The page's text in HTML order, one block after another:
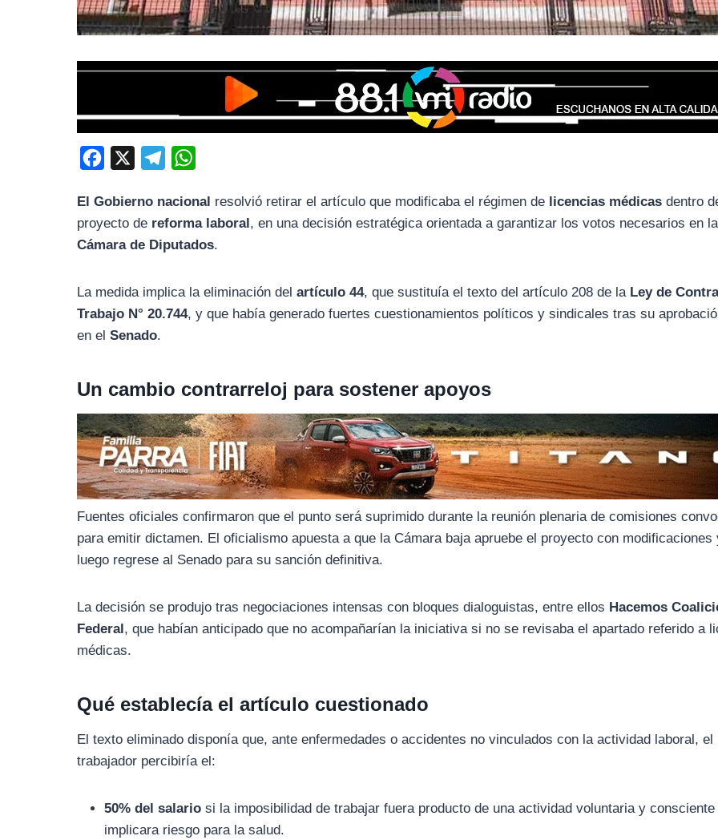
c
e
b
l
e
g
a
t
s
p
El Gobierno nacional resolvió retirar el artículo que modificaba el régimen de licencias médicas dentro
proyecto de reforma laboral , en una decisión estratégica orientada a garantizar los votos necesarios en la
Cámara de Diputados.
La medida implica la eliminación delartículo 44, que sustituía el texto del artículo 208 de la Ley de
Trabajo N° 20.744, y que había generado fuertes cuestionamientos políticos y sindicales tras su
en elSenado.
Un cambio contrarreloj para sostener apoyos
Fuentes oficiales confirmaron que el punto será suprimido durante la reunión plenaria de comisiones
para emitir dictamen. El oficialismo apuesta a que la Cámara baja apruebe el proyecto con modificaciones
luego regrese al Senado para su sanción definitiva.
La decisión se produjo tras negociaciones intensas con bloques dialoguistas, entre ellos Hacemos
Federal, que habían anticipado que no acompañarían la iniciativa si no se revisaba el apartado referido a
médicas.
Qué establecía el artículo cuestionado
El texto eliminado disponía que, ante enfermedades o accidentes no vinculados con la actividad laboral, el
trabajador percibiría el:
50% del salario si la imposibilidad de trabajar fuera producto de una actividad voluntaria y consciente
implicara riesgo para la salud.